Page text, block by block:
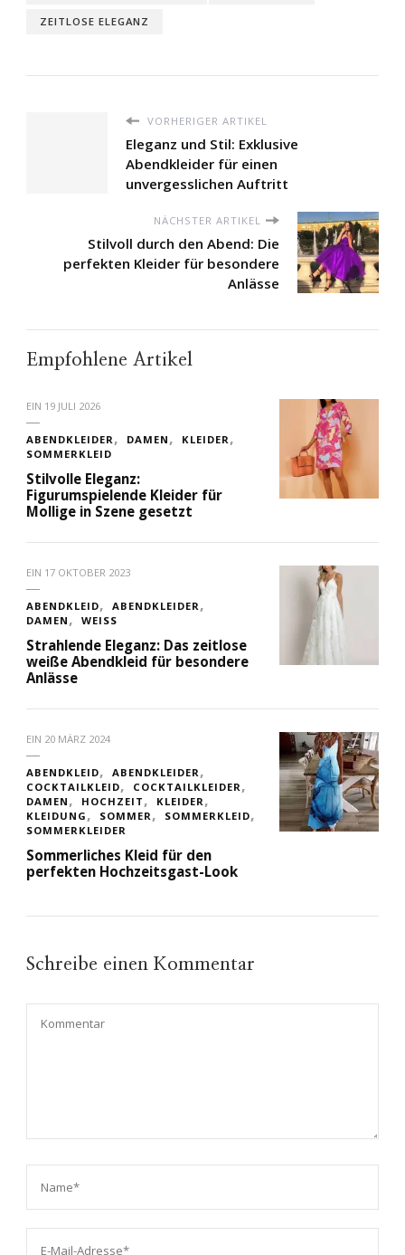
ZEITLOSE ELEGANZ
VORHERIGER ARTIKEL
Eleganz und Stil: Exklusive
Abendkleider für einen
unvergesslichen Auftritt
NÄCHSTER ARTIKEL
Stilvoll durch den Abend: Die
perfekten Kleider für besondere
Anlässe
Empfohlene Artikel
EIN 19 JULI 2026
ABENDKLEIDER DAMEN
KLEIDER
SOMMERKLEID
Stilvolle Eleganz:
Figurumspielende Kleider für
Mollige in Szene gesetzt
EIN 17 OKTOBER 2023
ABENDKLEID
ABENDKLEIDER
DAMEN
WEISS
Strahlende Eleganz: Das zeitlose
weiße Abendkleid für besondere
Anlässe
EIN 20 MÄRZ 2024
ABENDKLEID
ABENDKLEIDER
COCKTAILKLEID
COCKTAILKLEIDER
DAMEN
HOCHZEIT
KLEIDER
KLEIDUNG
SOMMER
SOMMERKLEID
SOMMERKLEIDER
Sommerliches Kleid für den
perfekten Hochzeitsgast-Look
Schreibe einen Kommentar